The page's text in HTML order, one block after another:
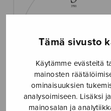
Tämä sivusto
Käytämme evästeitä
mainosten
ominaisuuksien
analysoimiseen. Lisäksi
mainosalan ja